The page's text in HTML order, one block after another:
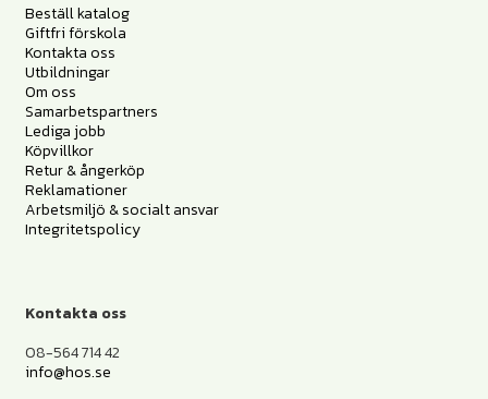
Beställ katalog
Giftfri förskola
Kontakta oss
Utbildningar
Om oss
Samarbetspartners
Lediga jobb
Köpvillkor
Retur & ångerköp
Reklamationer
Arbetsmiljö & socialt ansvar
Integritetspolicy
Kontakta oss
08-564 714 42
info@hos.se